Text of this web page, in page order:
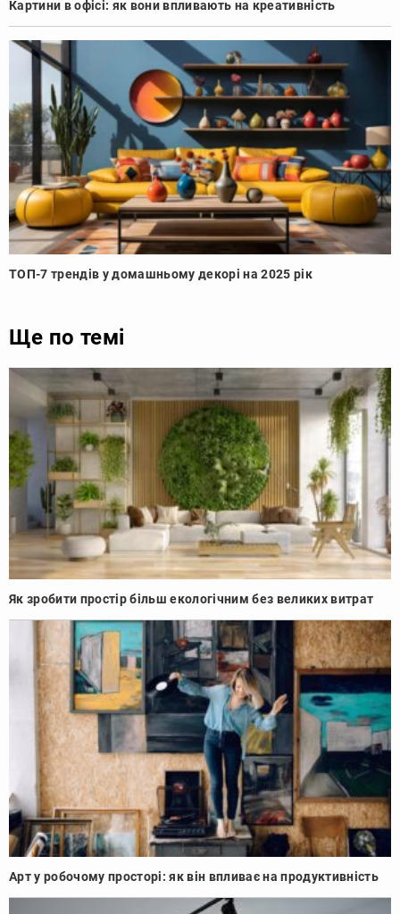
Картини в офісі: як вони впливають на креативність
ТОП-7 трендів у домашньому декорі на 2025 рік
Ще по темі
Як зробити простір більш екологічним без великих витрат
Арт у робочому просторі: як він впливає на продуктивність